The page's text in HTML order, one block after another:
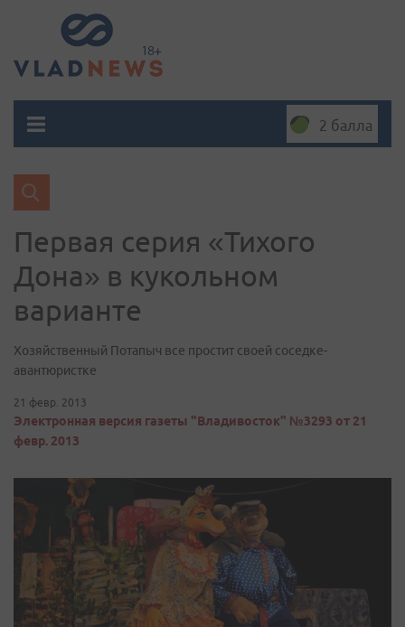
2 балла
Первая серия «Тихого
Дона» в кукольном
варианте
Хозяйственный Потапыч все простит своей соседке-
авантюристке
21 февр. 2013
Электронная версия газеты "Владивосток" №3293 от 21
февр. 2013